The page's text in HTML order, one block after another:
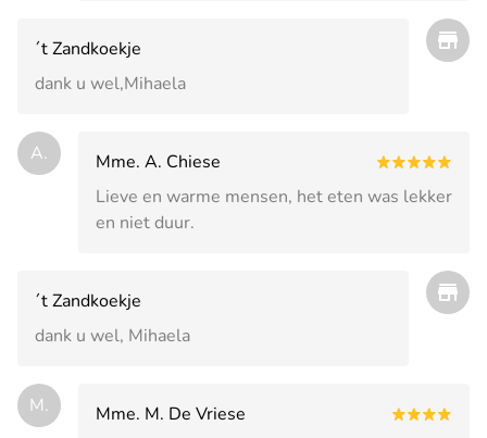
´t Zandkoekje
dank u wel,Mihaela
A.
Mme. A. Chiese
Lieve en warme mensen, het eten was lekker
en niet duur.
´t Zandkoekje
dank u wel, Mihaela
M.
Mme. M. De Vriese